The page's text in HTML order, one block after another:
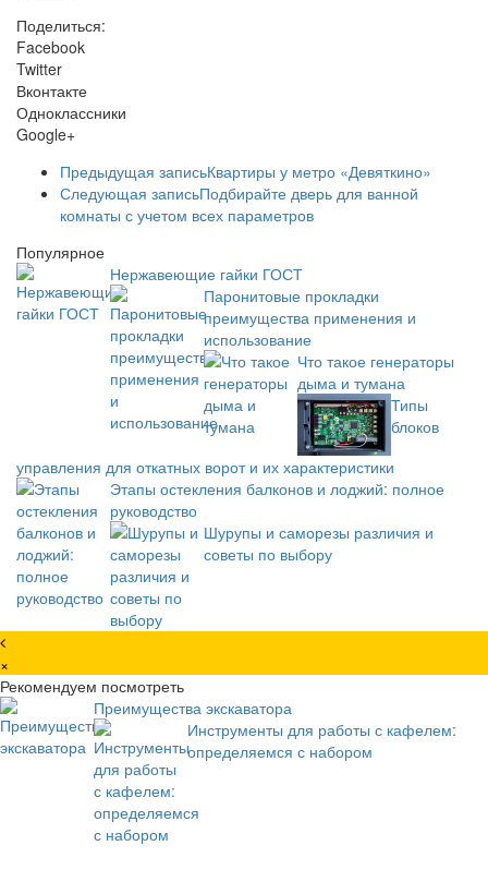
Поделиться:
Facebook
Twitter
Вконтакте
Одноклассники
Google+
Предыдущая записьКвартиры у метро «Девяткино»
Следующая записьПодбирайте дверь для ванной
комнаты с учетом всех параметров
Популярное
Нержавеющие гайки ГОСТ
Паронитовые прокладки
преимущества применения и
использование
Что такое генераторы
дыма и тумана
Типы
блоков
управления для откатных ворот и их характеристики
Этапы остекления балконов и лоджий: полное
руководство
Шурупы и саморезы различия и
советы по выбору
×
Рекомендуем посмотреть
Преимущества экскаватора
Инструменты для работы с кафелем:
определяемся с набором